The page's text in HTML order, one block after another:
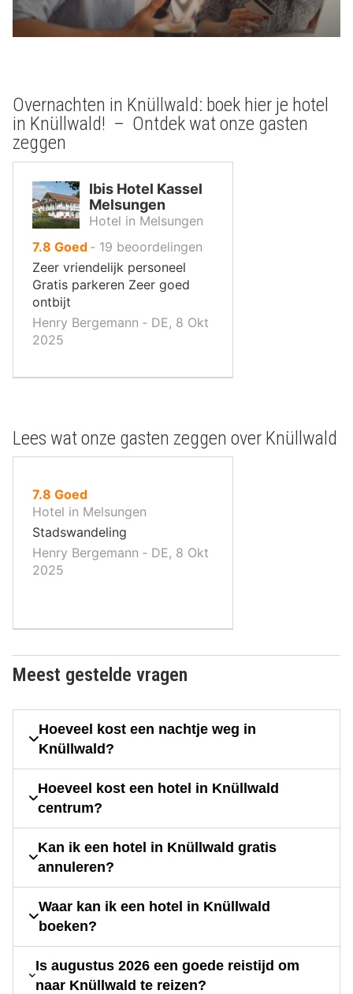
Overnachten in Knüllwald: boek hier je hotel
in Knüllwald! – Ontdek wat onze gasten
zeggen
Ibis Hotel Kassel
Melsungen
Hotel in Melsungen
7.8 uit
10
,
Goed ‐ 19 beoordelingen
Zeer vriendelijk personeel
Gratis parkeren Zeer goed
ontbijt
Henry Bergemann ‐ DE, 8 Okt
2025
Lees wat onze gasten zeggen over Knüllwald
7.8 uit
10
,
Goed
Hotel in Melsungen
Stadswandeling
Henry Bergemann ‐ DE, 8 Okt
2025
Meest gestelde vragen
Hoeveel kost een nachtje weg in
Knüllwald?
Hoeveel kost een hotel in Knüllwald
centrum?
Kan ik een hotel in Knüllwald gratis
annuleren?
Waar kan ik een hotel in Knüllwald
boeken?
Is augustus 2026 een goede reistijd om
naar Knüllwald te reizen?